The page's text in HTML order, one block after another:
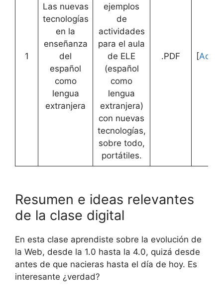
1
Las nuevas
tecnologías
en la
enseñanza
del
español
como
lengua
extranjera
ejemplos
de
actividades
para el aula
de ELE
(español
como
lengua
extranjera)
con nuevas
tecnologías,
sobre todo,
portátiles.
.PDF [
Resumen e ideas relevantes
de la clase digital
En esta clase aprendiste sobre la evolución de
la Web, desde la 1.0 hasta la 4.0, quizá desde
antes de que nacieras hasta el día de hoy. Es
interesante ¿verdad?